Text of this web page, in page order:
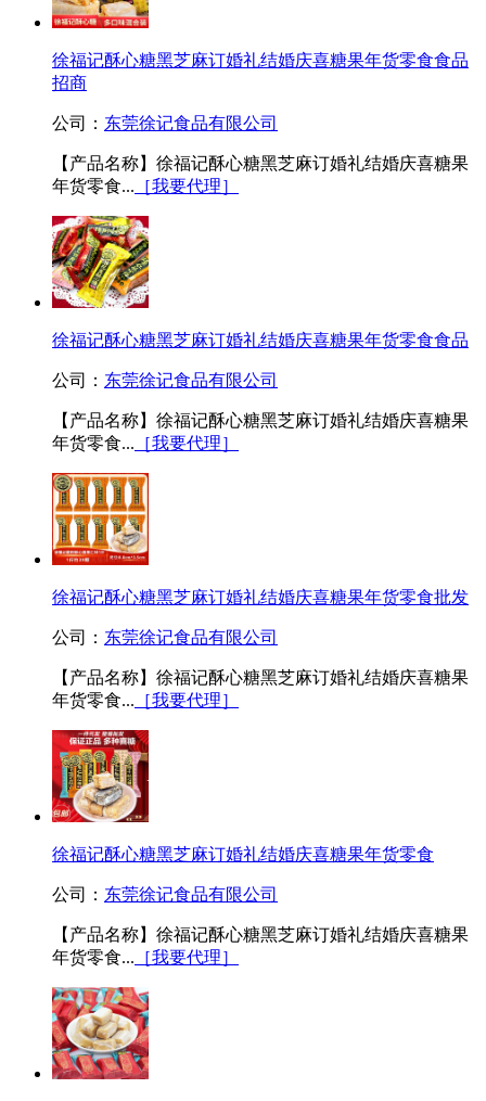
徐福记酥心糖黑芝麻订婚礼结婚庆喜糖果年货零食食品
招商
公司： 东莞徐记食品有限公司
【产品名称】徐福记酥心糖黑芝麻订婚礼结婚庆喜糖果
年货零食... ［我要代理］
徐福记酥心糖黑芝麻订婚礼结婚庆喜糖果年货零食食品
公司： 东莞徐记食品有限公司
【产品名称】徐福记酥心糖黑芝麻订婚礼结婚庆喜糖果
年货零食... ［我要代理］
徐福记酥心糖黑芝麻订婚礼结婚庆喜糖果年货零食批发
公司： 东莞徐记食品有限公司
【产品名称】徐福记酥心糖黑芝麻订婚礼结婚庆喜糖果
年货零食... ［我要代理］
徐福记酥心糖黑芝麻订婚礼结婚庆喜糖果年货零食
公司： 东莞徐记食品有限公司
【产品名称】徐福记酥心糖黑芝麻订婚礼结婚庆喜糖果
年货零食... ［我要代理］